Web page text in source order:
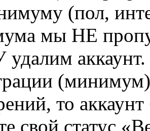
(пол,
мы НЕ
то
свой статус